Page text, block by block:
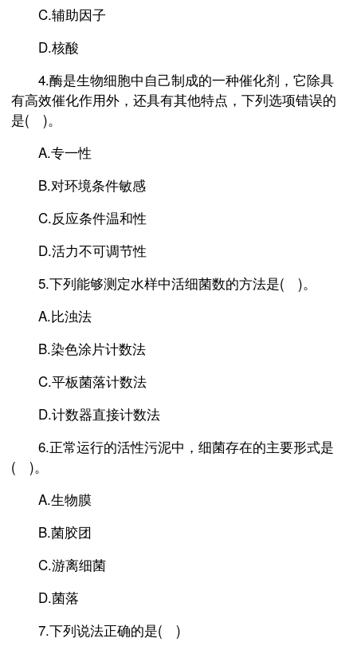
C.辅助因子
D.核酸
4.酶是生物细胞中自己制成的一种催化剂，它除具
有高效催化作用外，还具有其他特点，下列选项错误的
是( )。
A.专一性
B.对环境条件敏感
C.反应条件温和性
D.活力不可调节性
5.下列能够测定水样中活细菌数的方法是( )。
A.比浊法
B.染色涂片计数法
C.平板菌落计数法
D.计数器直接计数法
6.正常运行的活性污泥中，细菌存在的主要形式是
( )。
A.生物膜
B.菌胶团
C.游离细菌
D.菌落
7.下列说法正确的是( )